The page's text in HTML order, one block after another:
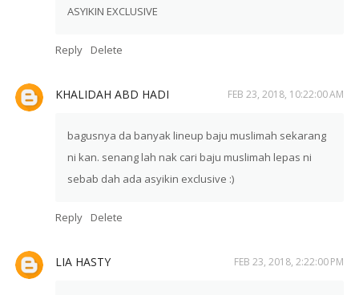
ASYIKIN EXCLUSIVE
Reply Delete
KHALIDAH ABD HADI FEB 23, 2018, 10:22:00 AM
bagusnya da banyak lineup baju muslimah sekarang
ni kan. senang lah nak cari baju muslimah lepas ni
sebab dah ada asyikin exclusive :)
Reply Delete
LIA HASTY FEB 23, 2018, 2:22:00 PM